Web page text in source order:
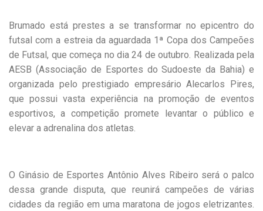
Brumado está prestes a se transformar no epicentro do
futsal com a estreia da aguardada 1ª Copa dos Campeões
de Futsal, que começa no dia 24 de outubro. Realizada pela
AESB (Associação de Esportes do Sudoeste da Bahia) e
organizada pelo prestigiado empresário Alecarlos Pires,
que possui vasta experiência na promoção de eventos
esportivos, a competição promete levantar o público e
elevar a adrenalina dos atletas.
O Ginásio de Esportes Antônio Alves Ribeiro será o palco
dessa grande disputa, que reunirá campeões de várias
cidades da região em uma maratona de jogos eletrizantes.